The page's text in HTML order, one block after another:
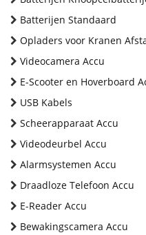
Batterijen Standaard
Opladers voor Kranen
Videocamera Accu
E-Scooter en Hoverboard
USB Kabels
Scheerapparaat Accu
Videodeurbel Accu
Alarmsystemen Accu
Draadloze Telefoon Accu
E-Reader Accu
Bewakingscamera Accu